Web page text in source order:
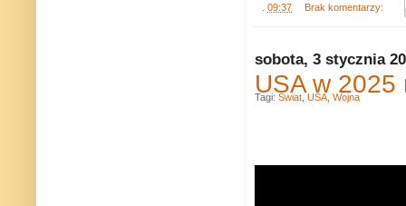
09:37 Brak komentarzy:
sobota, 3 stycznia
USA w 2025
Tagi: Świat USA Wojna